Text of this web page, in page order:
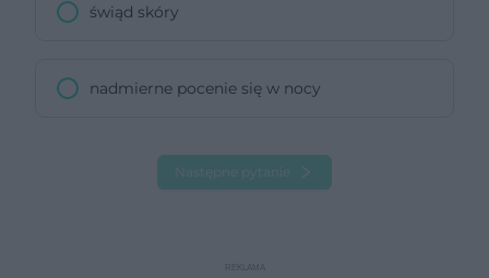
świąd skóry
nadmierne pocenie się w nocy
Następne pytanie